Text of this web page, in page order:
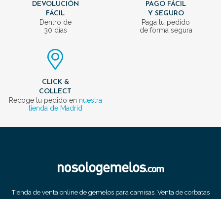
DEVOLUCIÓN
FÁCIL
Dentro de
30 días
PAGO FÁCIL
Y SEGURO
Paga tu pedido
de forma segura
CLICK &
COLLECT
Recoge tu pedido en nuestra
tienda de Madrid
Tienda de venta online de gemelos para camisas. Venta de corbatas